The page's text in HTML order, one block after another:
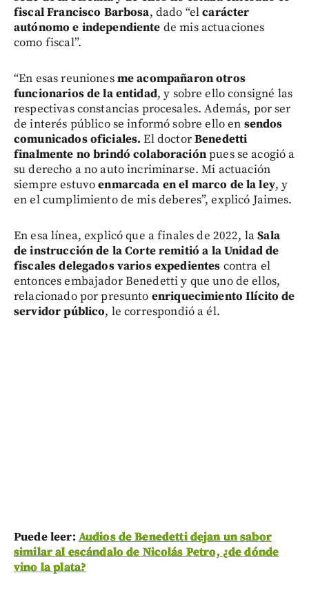
fiscal Francisco Barbosa, dado “elcarácter
autónomo e independiente de mis actuaciones
como fiscal”.
“En esas reunionesme acompañaron otros
funcionarios de la entidad, y sobre ello consigné las
respectivas constancias procesales. Además, por ser
de interés público se informó sobre ello en sendos
comunicados oficiales.El doctorBenedetti
finalmente no brindó colaboraciónpues se acogió a
su derecho a no auto incriminarse. Mi actuación
siempre estuvoenmarcada en el marco de la ley, y
en el cumplimiento de mis deberes”, explicó Jaimes.
En esa línea, explicó que a finales de 2022, laSala
de instrucción de la Corte remitió a la Unidad de
fiscales delegados varios expedientes contra el
entonces embajador Benedetti y que uno de ellos,
relacionado por presunto enriquecimiento Ilícito de
servidor público, le correspondió a él.
Puede leer: Audios de Benedetti dejan un sabor
similar al escándalo de Nicolás Petro, ¿de dónde
vino la plata?